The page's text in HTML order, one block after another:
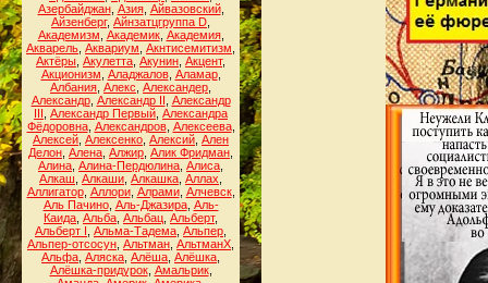
Азербайджан, Азия, Айвазовский,
Айзенберг, Айнзатцгруппа D
Академизм Академик, Академия,
Акварель Аквариум Акнтисемитизм
Актёры Акулетта Акунин Акцент,
Акционизм Аладжалов, Аламар,
Албания Алекс Александер
Александр, Александр II Александр
III Александр Первый Александра
Фёдоровна, Александров, Алексеева,
Алексей Алексенко Алексий Ален
Делон Алена Алжир Алик Фридман
Алина Алина-Пердюлина Алиса
Алкаш Алкаши Алкашка Аллах
Аллигатор, Аллори, Алрами, Алчевск,
Аль Пачино, Аль-Джазира, Аль-
Каида Альба Альбац Альберт,
Альберт I Альма-Тадема Альпер
Альпер-отсосун Альтман АльтманХ
Альфа Аляска Алёша Алёшка
Алёшка-придурок, Амальрик,